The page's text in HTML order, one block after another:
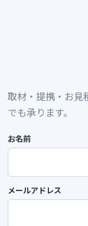
取材・提携・お見
でも承ります。
お名前
メールアドレス